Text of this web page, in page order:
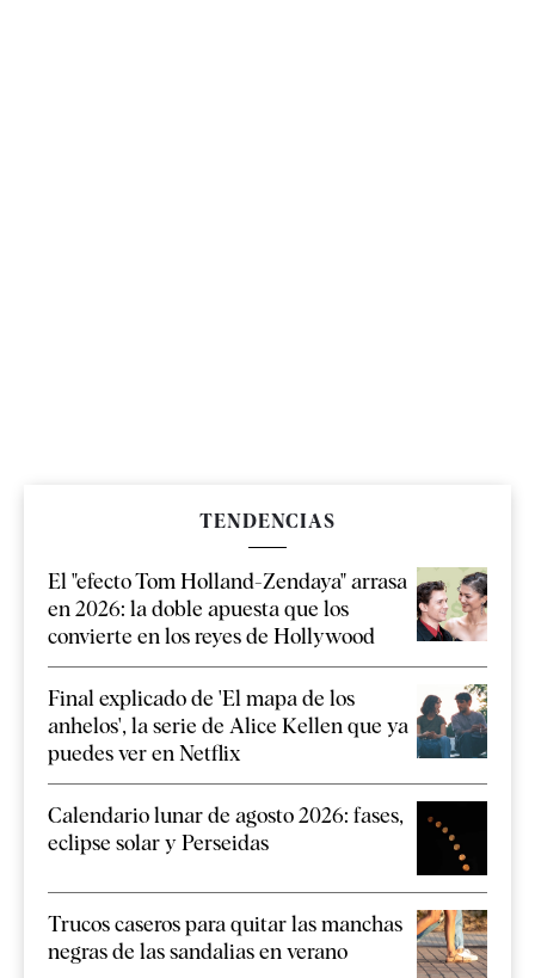
TENDENCIAS
El "efecto Tom Holland-Zendaya" arrasa
en 2026: la doble apuesta que los
convierte en los reyes de Hollywood
Final explicado de 'El mapa de los
anhelos', la serie de Alice Kellen que ya
puedes ver en Netflix
Calendario lunar de agosto 2026: fases,
eclipse solar y Perseidas
Trucos caseros para quitar las manchas
negras de las sandalias en verano